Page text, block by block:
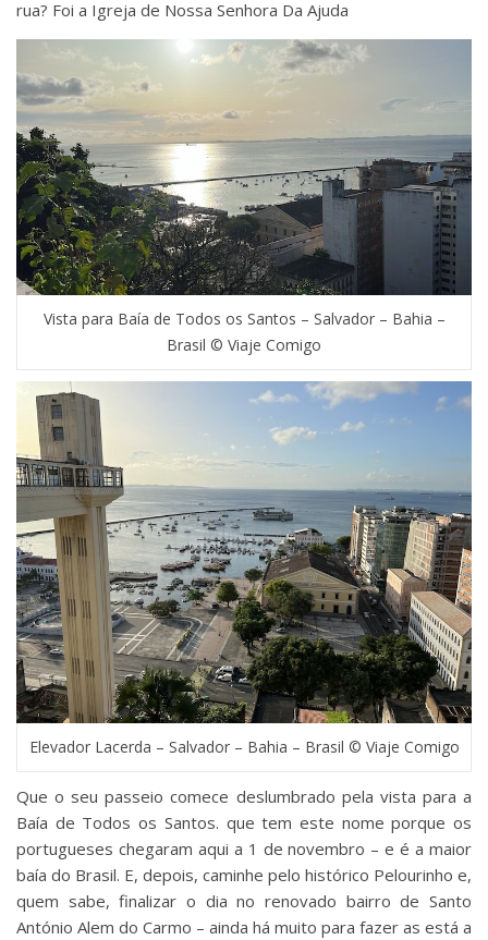
rua? Foi a Igreja de Nossa Senhora Da Ajuda
Vista para Baía de Todos os Santos – Salvador – Bahia –
Brasil © Viaje Comigo
Elevador Lacerda – Salvador – Bahia – Brasil © Viaje Comigo
Que o seu passeio comece deslumbrado pela vista para a
Baía de Todos os Santos. que tem este nome porque os
portugueses chegaram aqui a 1 de novembro – e é a maior
baía do Brasil. E, depois, caminhe pelo histórico Pelourinho e,
quem sabe, finalizar o dia no renovado bairro de Santo
António Alem do Carmo – ainda há muito para fazer as está a